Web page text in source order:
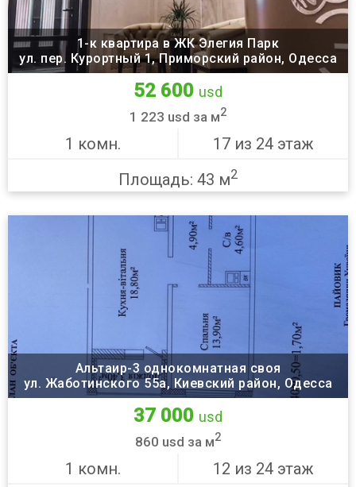
1-к квартира в ЖК Элегия Парк
ул. пер. Курортный 1, Приморский район, Одесса
52 600 usd
1 223 usd за м2
1 комн.
17 из 24 этаж
Площадь: 43 м2
Альтаир-3 однокомнатная своя
ул. Жаботинского 55а, Киевский район, Одесса
37 000 usd
860 usd за м2
1 комн.
12 из 24 этаж